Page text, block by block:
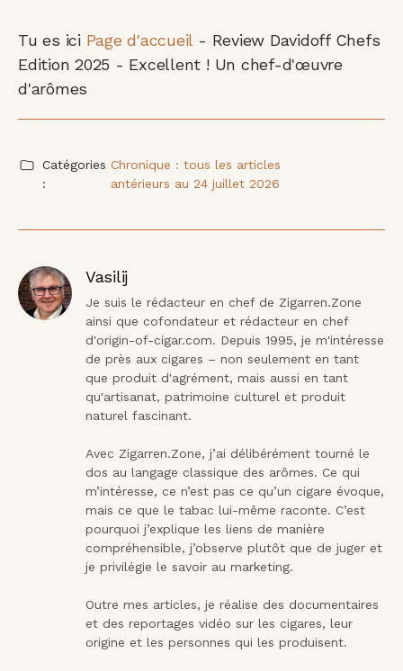
Tu es ici Page d'accueil- Review Davidoff Chefs
Edition 2025 - Excellent ! Un chef-d'œuvre
d'arômes
Catégories
:
Chronique : tous les articles
antérieurs au 24 juillet 2026
Vasilij
Je suis le rédacteur en chef de Zigarren.Zone
ainsi que cofondateur et rédacteur en chef
d'origin-of-cigar.com. Depuis 1995, je m'intéresse
de près aux cigares – non seulement en tant
que produit d'agrément, mais aussi en tant
qu'artisanat, patrimoine culturel et produit
naturel fascinant.
Avec Zigarren.Zone, j’ai délibérément tourné le
dos au langage classique des arômes. Ce qui
m’intéresse, ce n’est pas ce qu’un cigare évoque,
mais ce que le tabac lui-même raconte. C’est
pourquoi j’explique les liens de manière
compréhensible, j’observe plutôt que de juger et
je privilégie le savoir au marketing.
Outre mes articles, je réalise des documentaires
et des reportages vidéo sur les cigares, leur
origine et les personnes qui les produisent.